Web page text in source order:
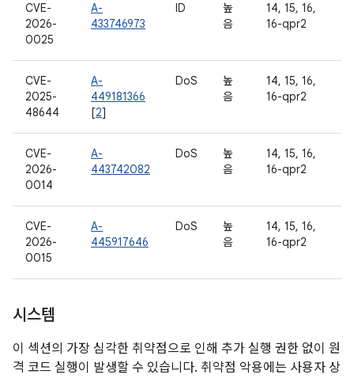
CVE-
2026-
0025
A-
433746973
ID
높
음
14, 15, 16,
16-qpr2
CVE-
2025-
48644
A-
449181366
[2]
DoS
높
음
14, 15, 16,
16-qpr2
CVE-
2026-
0014
A-
443742082
DoS
높
음
14, 15, 16,
16-qpr2
CVE-
2026-
0015
A-
445917646
DoS
높
음
14, 15, 16,
16-qpr2
시스템
이 섹션의 가장 심각한 취약점으로 인해 추가 실행 권한 없이 원
격 코드 실행이 발생할 수 있습니다. 취약점 악용에는 사용자 상